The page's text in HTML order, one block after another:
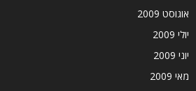
אוגוסט 2009
יולי 2009
יוני 2009
מאי 2009